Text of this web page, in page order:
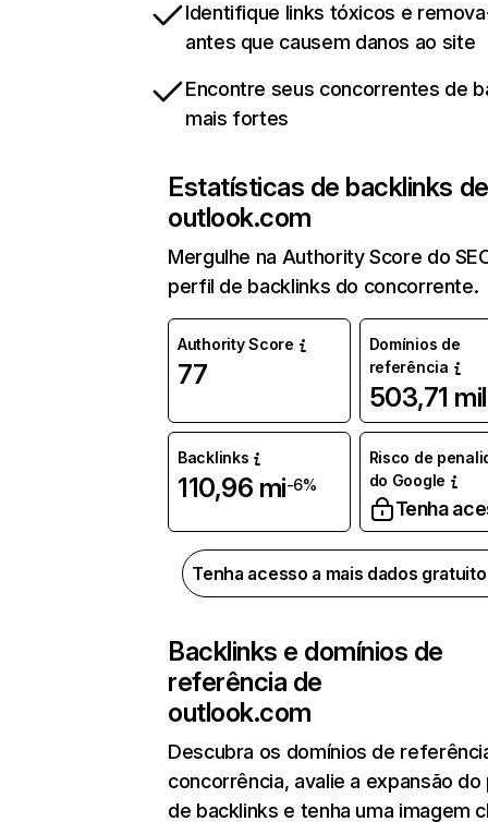
Identifique links tóxicos e
antes que causem danos ao site
Encontre seus concorrentes de
mais fortes
Estatísticas de backlinks de
outlook.com
Mergulhe na Authority Score do
perfil de backlinks do concorrente.
Authority Score
77
Domínios de
referência
503,71 mil
Backlinks
110,96 mi-6%
Risco de
do Google
Tenha
Tenha acesso a mais dados
Backlinks e domínios de
referência de
outlook.com
Descubra os domínios de
concorrência, avalie a expansão
de backlinks e tenha uma imagem